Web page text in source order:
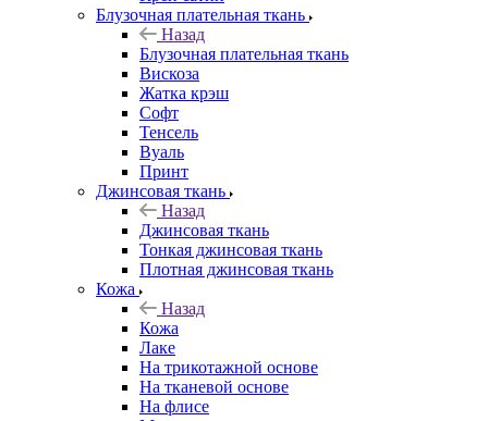
Блузочная плательная ткань
Назад
Блузочная плательная ткань
Вискоза
Жатка крэш
Софт
Тенсель
Вуаль
Принт
Джинсовая ткань
Назад
Джинсовая ткань
Тонкая джинсовая ткань
Плотная джинсовая ткань
Кожа
Назад
Кожа
Лаке
На трикотажной основе
На тканевой основе
На флисе